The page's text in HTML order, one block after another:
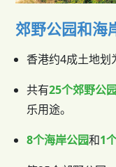
郊野公园和海
香港约4成土地划
共有25个郊野公
乐用途。
8个海岸公园和1